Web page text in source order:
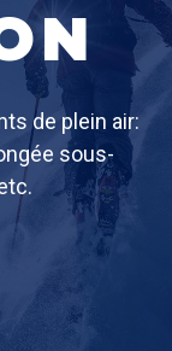
de plein air:
sous-